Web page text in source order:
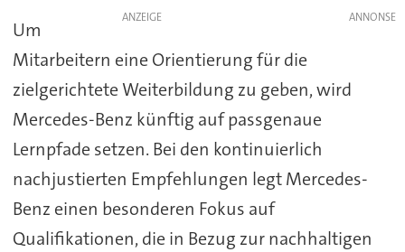
ANZEIGE
Um
Mitarbeitern eine Orientierung für die
zielgerichtete Weiterbildung zu geben, wird
Mercedes-Benz künftig auf passgenaue
Lernpfade setzen. Bei den kontinuierlich
nachjustierten Empfehlungen legt Mercedes-
Benz einen besonderen Fokus auf
Qualifikationen, die in Bezug zur nachhaltigen